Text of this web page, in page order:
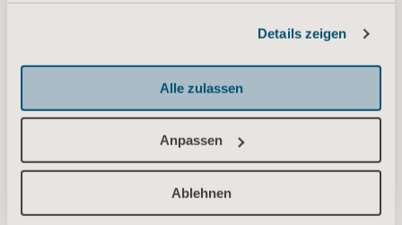
Details zeigen
Alle zulassen
Anpassen
Ablehnen